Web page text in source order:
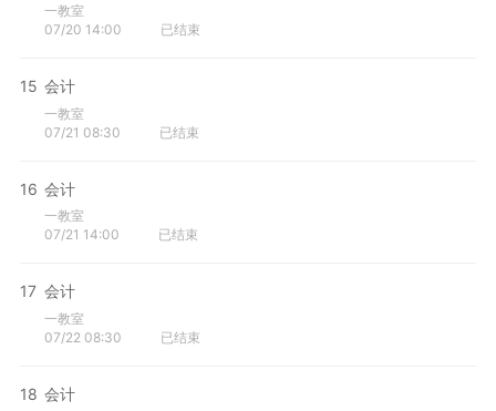
一教室
07/20 14:00
已结束
15 会计
一教室
07/21 08:30
已结束
16 会计
一教室
07/21 14:00
已结束
17 会计
一教室
07/22 08:30
已结束
18 会计